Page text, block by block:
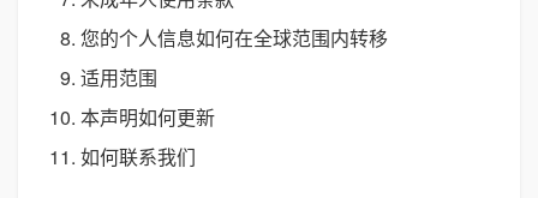
您的个人信息如何在全球范围内转移
适用范围
本声明如何更新
如何联系我们